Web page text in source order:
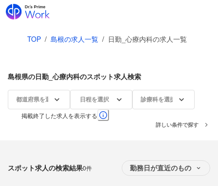
TOP / 島根の求人一覧 / 日勤_心療内科の求人一覧
島根県の日勤_心療内科のスポット求人検索
都道府県を選択 日程を選択 診療科を選択
掲載終了した求人を表示する
詳しい条件で探す
スポット求人の検索結果0件 勤務日が直近のもの